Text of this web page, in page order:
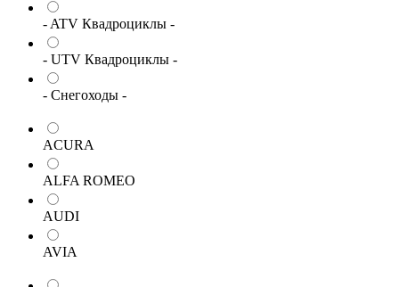
- ATV Квадроциклы -
- UTV Квадроциклы -
- Снегоходы -
ACURA
ALFA ROMEO
AUDI
AVIA